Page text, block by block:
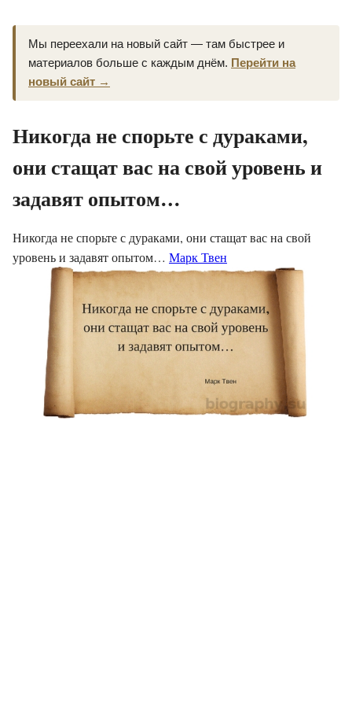
Мы переехали на новый сайт — там быстрее и
материалов больше с каждым днём. Перейти на
новый сайт →
Никогда не спорьте с дураками,
они стащат вас на свой уровень и
задавят опытом…
Никогда не спорьте с дураками, они стащат вас на свой
уровень и задавят опытом… Марк Твен